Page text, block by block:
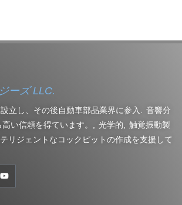
ーズ LLC.
立し、その後自動車部品業界に参入. 音響分
高い信頼を得ています。, 光学的, 触覚振動製
リジェントなコックピットの作成を支援して